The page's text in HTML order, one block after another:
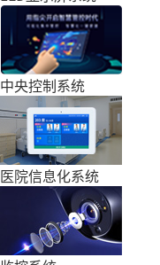
中央控制系统
医院信息化系统